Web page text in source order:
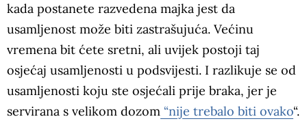
kada postanete razvedena majka jest da
usamljenost može biti zastrašujuća. Većinu
vremena bit ćete sretni, ali uvijek postoji taj
osjećaj usamljenosti u podsvijesti. I razlikuje se od
usamljenosti koju ste osjećali prije braka, jer je
servirana s velikom dozom “nije trebalo biti ovako“.